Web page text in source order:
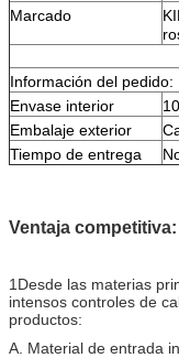
Marcado
Información del pedido:
Envase interior
Embalaje exterior
Tiempo de entrega
Ventaja competitiva:
1Desde las materias
intensos controles de
productos:
A. Material de entrada